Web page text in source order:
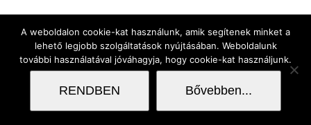
A weboldalon cookie-kat használunk, amik segítenek minket a
lehető legjobb szolgáltatások nyújtásában. Weboldalunk
további használatával jóváhagyja, hogy cookie-kat használjunk.
RENDBEN Bővebben...